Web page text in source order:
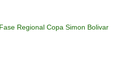
Regional Copa Simon Bolivar